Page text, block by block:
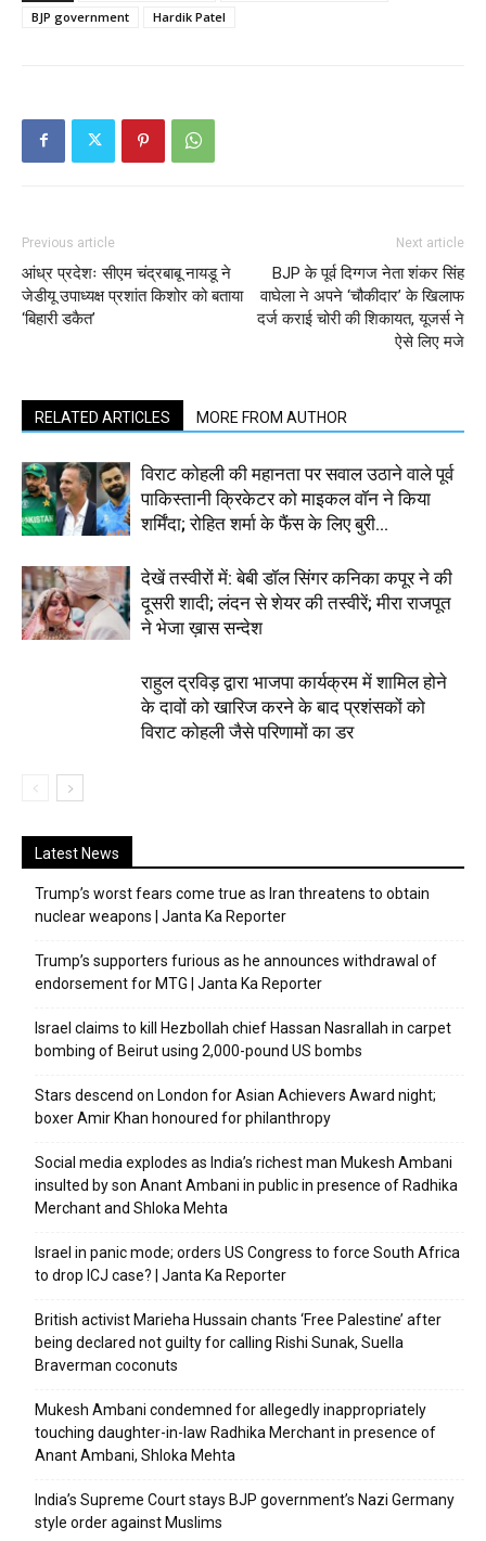
BJP government
Hardik Patel
Previous article
आंध्र प्रदेशः सीएम चंद्रबाबू नायडू ने
जेडीयू उपाध्यक्ष प्रशांत किशोर को बताया
‘बिहारी डकैत’
Next article
BJP के पूर्व दिग्गज नेता शंकर सिंह
वाघेला ने अपने ‘चौकीदार’ के खिलाफ
दर्ज कराई चोरी की शिकायत, यूजर्स ने
ऐसे लिए मजे
RELATED ARTICLES MORE FROM AUTHOR
विराट कोहली की महानता पर सवाल उठाने वाले पूर्व
पाकिस्तानी क्रिकेटर को माइकल वॉन ने किया
शर्मिंदा; रोहित शर्मा के फैंस के लिए बुरी...
देखें तस्वीरों में: बेबी डॉल सिंगर कनिका कपूर ने की
दूसरी शादी; लंदन से शेयर की तस्वीरें; मीरा राजपूत
ने भेजा ख़ास सन्देश
राहुल द्रविड़ द्वारा भाजपा कार्यक्रम में शामिल होने
के दावों को खारिज करने के बाद प्रशंसकों को
विराट कोहली जैसे परिणामों का डर
Latest News
Trump’s worst fears come true as Iran threatens to obtain
nuclear weapons | Janta Ka Reporter
Trump’s supporters furious as he announces withdrawal of
endorsement for MTG | Janta Ka Reporter
Israel claims to kill Hezbollah chief Hassan Nasrallah in carpet
bombing of Beirut using 2,000-pound US bombs
Stars descend on London for Asian Achievers Award night;
boxer Amir Khan honoured for philanthropy
Social media explodes as India’s richest man Mukesh Ambani
insulted by son Anant Ambani in public in presence of Radhika
Merchant and Shloka Mehta
Israel in panic mode; orders US Congress to force South Africa
to drop ICJ case? | Janta Ka Reporter
British activist Marieha Hussain chants ‘Free Palestine’ after
being declared not guilty for calling Rishi Sunak, Suella
Braverman coconuts
Mukesh Ambani condemned for allegedly inappropriately
touching daughter-in-law Radhika Merchant in presence of
Anant Ambani, Shloka Mehta
India’s Supreme Court stays BJP government’s Nazi Germany
style order against Muslims